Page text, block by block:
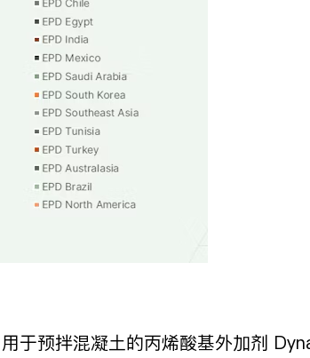
预拌混凝土的丙烯酸基外加剂